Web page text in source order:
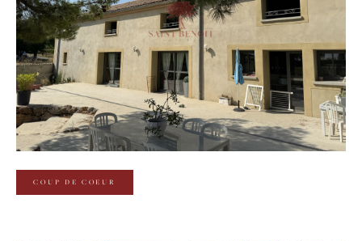
COUP DE COEUR
Budget
Budget
Surface
Surface
Pièces
Référence